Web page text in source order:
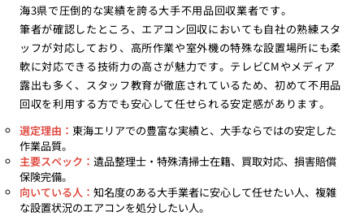
海3県で圧倒的な実績を誇る大手不用品回収業者です。
筆者が確認したところ、エアコン回収においても自社の熟練スタ
ッフが対応しており、高所作業や室外機の特殊な設置場所にも柔
軟に対応できる技術力の高さが魅力です。テレビCMやメディア
露出も多く、スタッフ教育が徹底されているため、初めて不用品
回収を利用する方でも安心して任せられる安定感があります。
選定理由： 東海エリアでの豊富な実績と、大手ならではの安定した
作業品質。
主要スペック： 遺品整理士・特殊清掃士在籍、買取対応、損害賠償
保険完備。
向いている人： 知名度のある大手業者に安心して任せたい人、複雑
な設置状況のエアコンを処分したい人。